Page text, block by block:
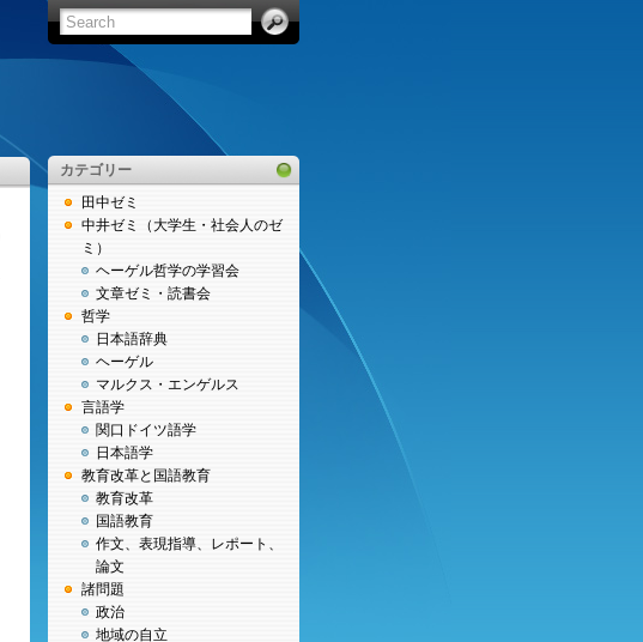
カテゴリー
田中ゼミ
中井ゼミ（大学生・社会人のゼ
ミ）
ヘーゲル哲学の学習会
文章ゼミ・読書会
哲学
日本語辞典
ヘーゲル
マルクス・エンゲルス
言語学
関口ドイツ語学
日本語学
教育改革と国語教育
教育改革
国語教育
作文、表現指導、レポート、
論文
諸問題
政治
地域の自立